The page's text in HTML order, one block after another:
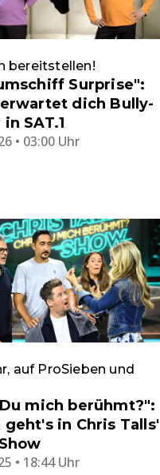
bereitstellen!
Surprise":
dich Bully-
SAT.1
• 03:00 Uhr
auf ProSieben und
mich berühmt?":
geht's in Chris Talls'
• 18:44 Uhr